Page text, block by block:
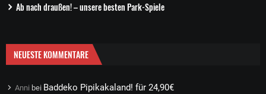
Ab nach draußen! – unsere besten Park-Spiele
NEUESTE KOMMENTARE
Anni bei Baddeko Pipikakaland! für 24,90€